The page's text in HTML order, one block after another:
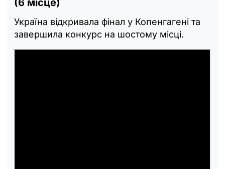
Україна відкривала фінал у Копенгагені та
завершила конкурс на шостому місці.